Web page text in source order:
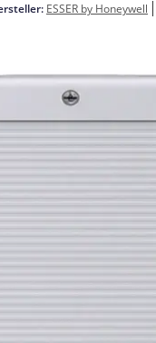
ESSER by Honeywell